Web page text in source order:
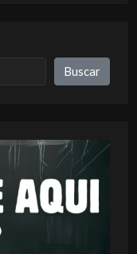
Buscar